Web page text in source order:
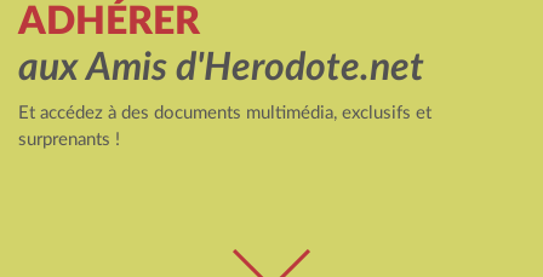
ADHÉRER
aux Amis d'Herodote.net
Et accédez à des documents multimédia, exclusifs et
surprenants !